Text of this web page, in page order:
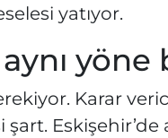
yatıyor.
yöne
Karar
Eskişehir’de